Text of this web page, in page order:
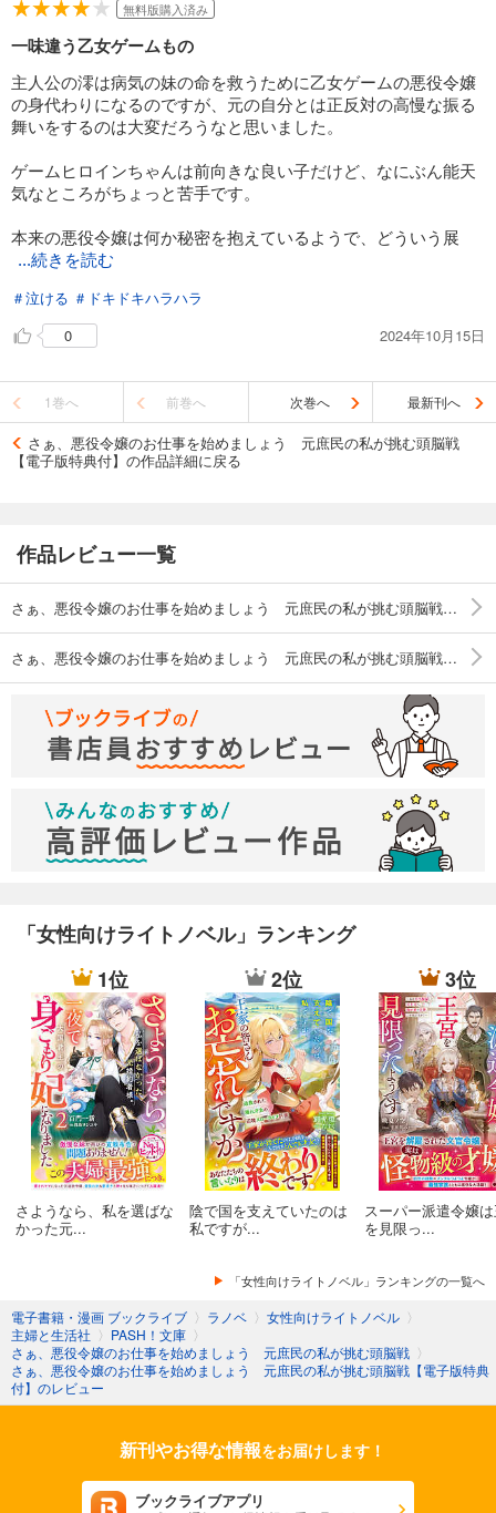
無料版購入済み
一味違う乙女ゲームもの
主人公の澪は病気の妹の命を救うために乙女ゲームの悪役令嬢
の身代わりになるのですが、元の自分とは正反対の高慢な振る
舞いをするのは大変だろうなと思いました。
ゲームヒロインちゃんは前向きな良い子だけど、なにぶん能天
気なところがちょっと苦手です。
本来の悪役令嬢は何か秘密を抱えているようで、どういう展
...続きを読む
＃泣ける ＃ドキドキハラハラ
0
2024年10月15日
1巻へ 前巻へ 次巻へ 最新刊へ
さぁ、悪役令嬢のお仕事を始めましょう 元庶民の私が挑む頭脳戦
【電子版特典付】の作品詳細に戻る
作品レビュー一覧
さぁ、悪役令嬢のお仕事を始めましょう 元庶民の私が挑む頭脳戦【電子版特典付】
さぁ、悪役令嬢のお仕事を始めましょう 元庶民の私が挑む頭脳戦【電子版特典付】２
「女性向けライトノベル」ランキング
1位
さようなら、私を選ばな
かった元...
2位
陰で国を支えていたのは
私ですが...
3位
スーパー派遣令嬢
を見限っ...
「女性向けライトノベル」ランキングの一覧へ
電子書籍・漫画 ブックライブ 〉 ラノベ 〉 女性向けライトノベル 〉
主婦と生活社 〉 PASH！文庫 〉
さぁ、悪役令嬢のお仕事を始めましょう 元庶民の私が挑む頭脳戦 〉
さぁ、悪役令嬢のお仕事を始めましょう 元庶民の私が挑む頭脳戦【電子版特典
付】のレビュー
新刊やお得な情報をお届けします！
ブックライブアプリ